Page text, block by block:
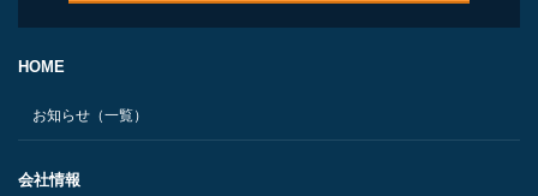
HOME
お知らせ（一覧）
会社情報